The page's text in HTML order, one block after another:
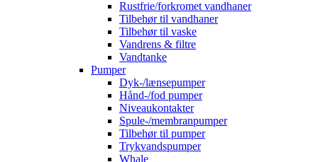
Rustfrie/forkromet vandhaner
Tilbehør til vandhaner
Tilbehør til vaske
Vandrens & filtre
Vandtanke
Pumper
Dyk-/lænsepumper
Hånd-/fod pumper
Niveaukontakter
Spule-/membranpumper
Tilbehør til pumper
Trykvandspumper
Whale